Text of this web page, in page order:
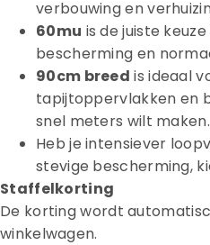
verbouwing en
60mu is de juiste
bescherming en
90cm breed is ideaal
tapijtoppervlakken en
snel meters wilt maken.
Heb je intensiever
stevige bescherming,
Staffelkorting
De korting wordt
winkelwagen.